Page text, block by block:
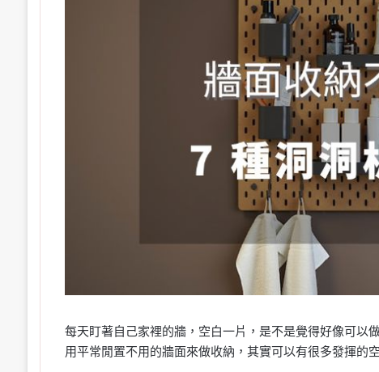
每天盯著自己家裡的牆，空白一片，是不是覺得好像可以
用平常閒置不用的牆面來做收納，其實可以有很多發揮的